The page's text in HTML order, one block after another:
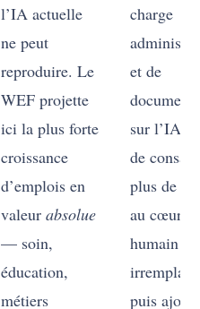
l’IA actuelle
ne peut
reproduire. Le
WEF projette
ici la plus forte
croissance
d’emplois en
valeurabsolue
— soin,
éducation,
métiers
charge
et de
sur l’IA
de
plus de
au cœur
humain
puis